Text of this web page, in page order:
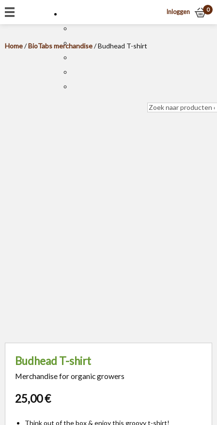
Inloggen 0
Home/BioTabs merchandise/ Budhead T-shirt
Budhead T-shirt
Merchandise for organic growers
25,00€
Think out of the box & enjoy this groovy t-shirt!